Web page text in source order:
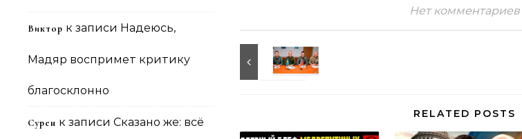
Виктор к записи Надеюсь,
Мадяр воспримет критику
благосклонно
Сурен к записи Сказано же: всё
Нет комментариев
RELATED POSTS